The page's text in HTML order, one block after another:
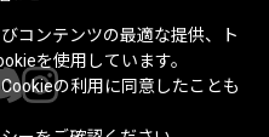
コンテンツの最適な提供、ト
を使用しています。
の利用に同意したことも